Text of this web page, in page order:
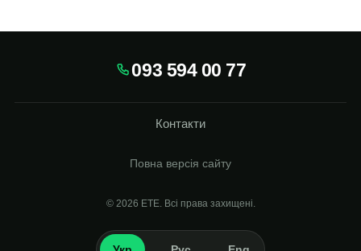
093 594 00 77
Контакти
Повна версія сайту
© 2026